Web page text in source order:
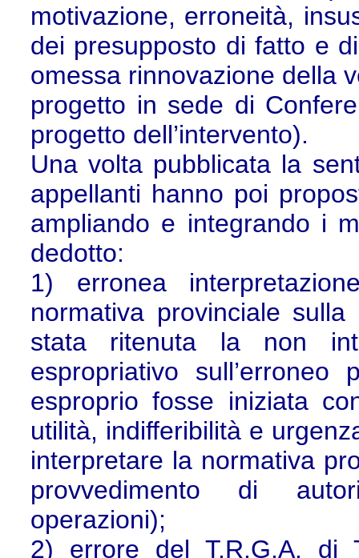
motivazione, erroneità,
dei presupposto di fatto e
omessa rinnovazione della
progetto in sede di
progetto dell’intervento).
Una volta pubblicata la
appellanti hanno poi
ampliando e integrando i
dedotto:
1) erronea
normativa provinciale
stata ritenuta la non
espropriativo
esproprio fosse iniziata
utilità, indifferibilità e
interpretare la normativa
provvedimento di
operazioni);
2) errore del T.R.G.A. di